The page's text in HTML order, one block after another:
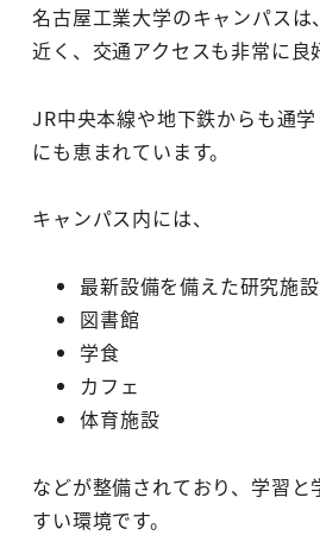
名古屋工業大学のキャンパスは
近く、交通アクセスも非常に良
JR中央本線や地下鉄からも通
にも恵まれています。
キャンパス内には、
最新設備を備えた研究施設
図書館
学食
カフェ
体育施設
などが整備されており、学習と
すい環境です。